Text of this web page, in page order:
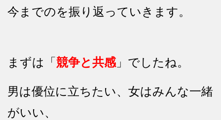
今までのを振り返っていきます。
まずは「 競争と共感 」でしたね。
男は優位に立ちたい、女はみんな一緒
がいい、